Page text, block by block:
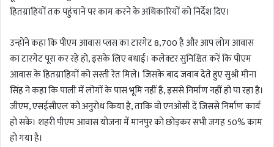
हितग्राहियों तक पहुंचाने पर काम करने के अधिकारियों को निर्देश दिए।
उन्होंने कहा कि पीएम आवास प्लस का टारगेट 8,700 है और आप लोग आवास
का टारगेट पूरा कर रहे हो, इसके लिए बधाई। कलेक्टर सुनिश्चित करें कि पीएम
आवास के हितग्राहियों को सस्ती रेत मिले। जिसके बाद जवाब देते हुए सुश्री मीना
सिंह ने कहा कि पाली में लोगों के पास भूमि नहीं है, इससे निर्माण नहीं हो पा रहा है।
जीएम, एसईसीएल को अनुरोध किया है, ताकि वो एनओसी दें जिससे निर्माण कार्य
हो सके। शहरी पीएम आवास योजना में मानपुर को छोड़कर सभी जगह 50% काम
हो गया है।